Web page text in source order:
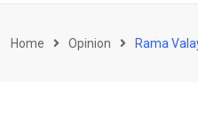
Home Opinion Rama